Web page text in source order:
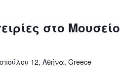
στο Μουσείο
12, Αθήνα, Greece